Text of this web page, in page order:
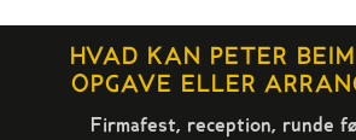
HVAD KAN PETER
OPGAVE ELLER
Firmafest, reception, runde